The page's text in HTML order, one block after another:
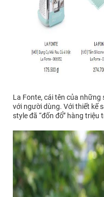
La Fonte, cái tên của
với người dùng. Với thiết kế
style đã “đốn đổ” hàng